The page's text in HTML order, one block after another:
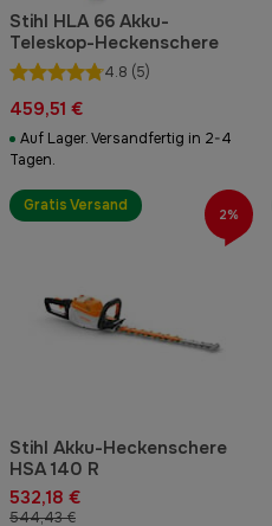
Stihl HLA 66 Akku-
Teleskop-Heckenschere
4.8 (5)
459,51 €
Auf Lager. Versandfertig in 2-4
Tagen.
Stihl Akku-Heckenschere
HSA 140 R
532,18 €
544,43 €
Gratis Versand 2%